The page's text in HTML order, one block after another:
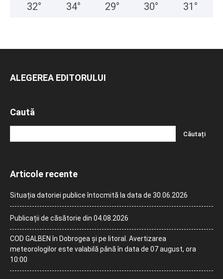
32° 34° 29° 30° 31 °
ALEGEREA EDITORULUI
Caută
Articole recente
Situația datoriei publice întocmită la data de 30.06.2026
Publicații de căsătorie din 04.08.2026
COD GALBEN în Dobrogea și pe litoral. Avertizarea
meteorologilor este valabilă până în data de 07 august, ora
10:00